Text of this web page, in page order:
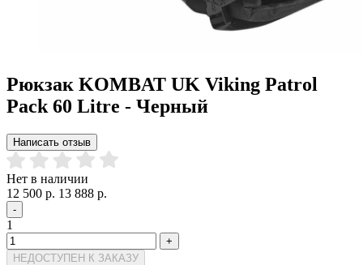
Рюкзак KOMBAT UK Viking Patrol
Pack 60 Litre - Черный
Написать отзыв
Нет в наличии
12 500 р. 13 888 р.
-
1
+
НЕДОСТУПЕН К ЗАКАЗУ